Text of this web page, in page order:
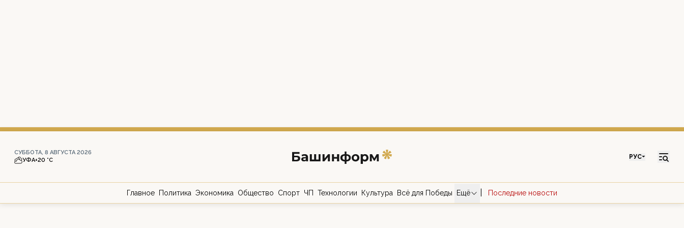
СУББОТА, 8 АВГУСТА 2026
УФА+20 °С РУС
Главное Политика Экономика Общество Спорт ЧП Технологии Культура Всё для Победы Ещё Последние новости